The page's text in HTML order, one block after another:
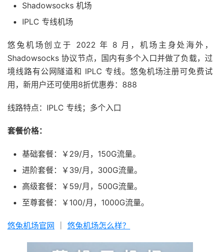
Shadowsocks 机场
IPLC 专线机场
悠兔机场创立于 2022 年 8 月，机场主身处海外，
Shadowsocks 协议节点，国内有多个入口并做了负载，过
境线路有公网隧道和 IPLC 专线。悠兔机场注册可免费试
用，新用户还可使用8折优惠券：888
线路特点：IPLC 专线；多个入口
套餐价格：
基础套餐：￥29/月，150G流量。
进阶套餐：￥39/月，300G流量。
高级套餐：￥59/月，500G流量。
至尊套餐：￥100/月，1000G流量。
悠兔机场官网 悠兔机场怎么样？